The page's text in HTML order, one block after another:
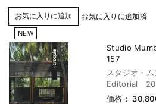
お気に入りに追加済
NEW
Studio
157
スタジオ・
Editorial
価格：